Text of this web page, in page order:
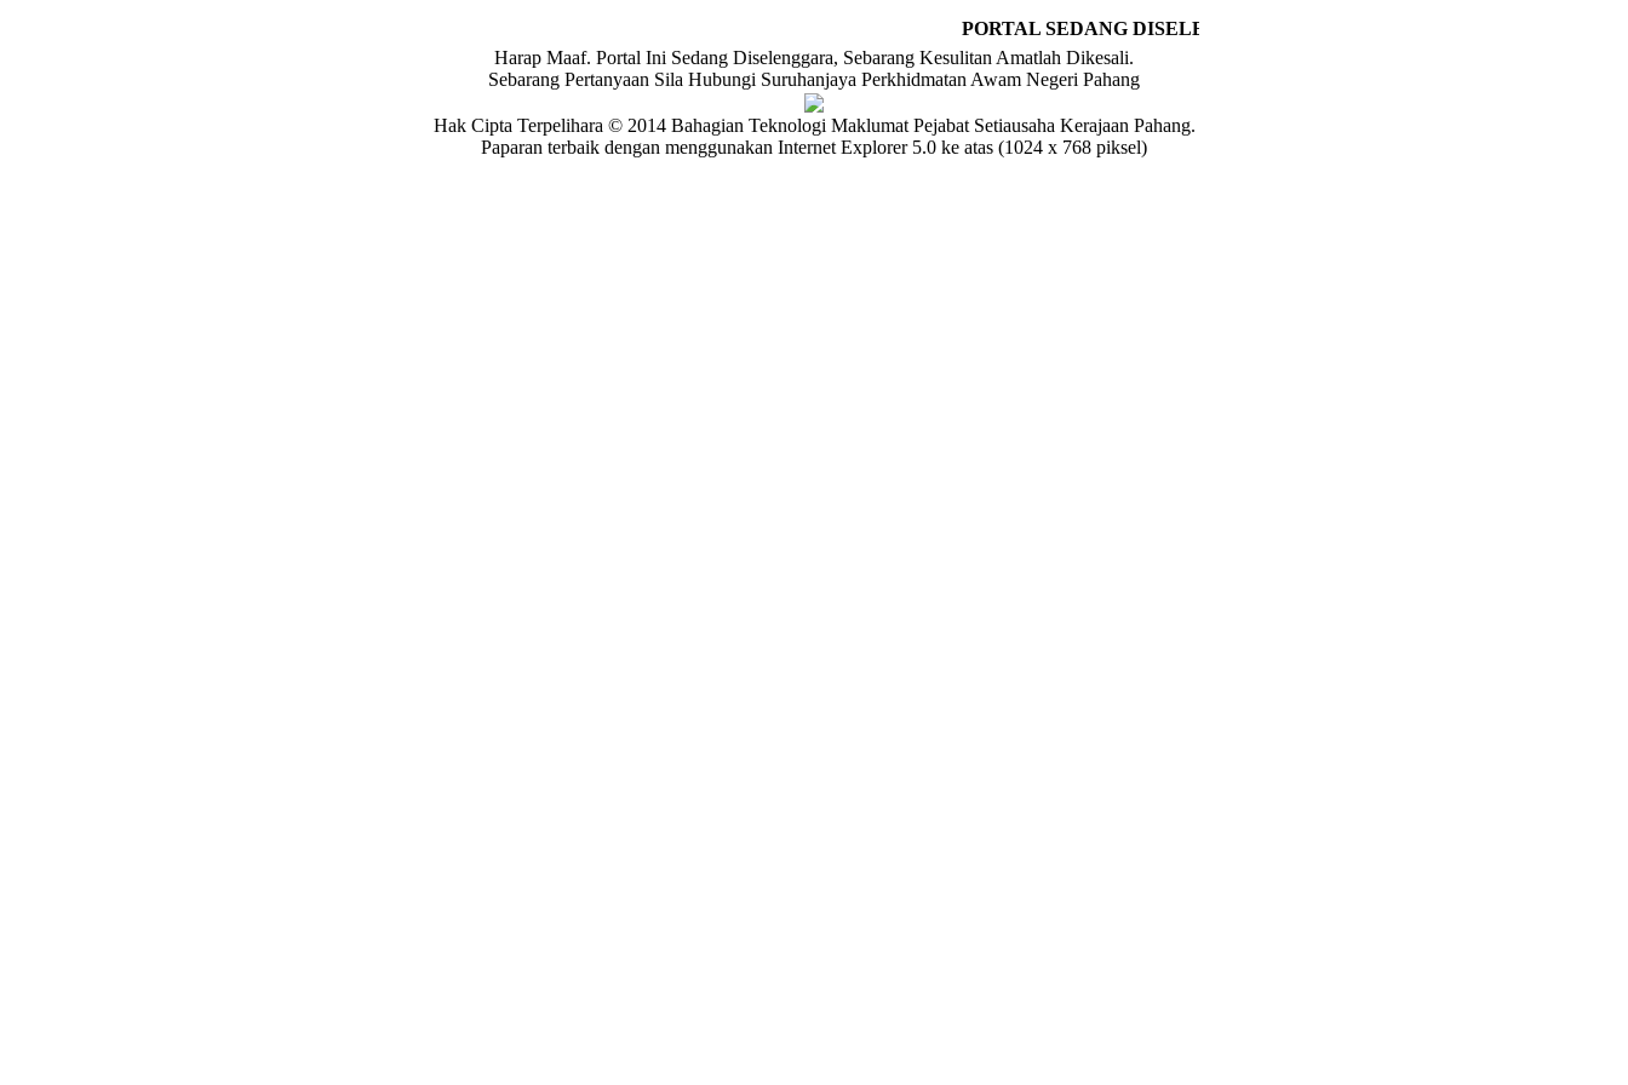
PORTAL SEDANG DISELENGGARA. MOHON MAAF ATAS SEBARANG
Harap Maaf. Portal Ini Sedang Diselenggara, Sebarang Kesulitan Amatlah Dikesali.
Sebarang Pertanyaan Sila Hubungi Suruhanjaya Perkhidmatan Awam Negeri Pahang
Hak Cipta Terpelihara © 2014 Bahagian Teknologi Maklumat Pejabat Setiausaha Kerajaan Pahang.
Paparan terbaik dengan menggunakan Internet Explorer 5.0 ke atas (1024 x 768 piksel)